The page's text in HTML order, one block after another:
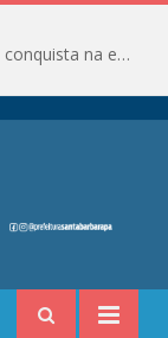
Santa Bárbara do Pará celebra uma grande conquista na educação!